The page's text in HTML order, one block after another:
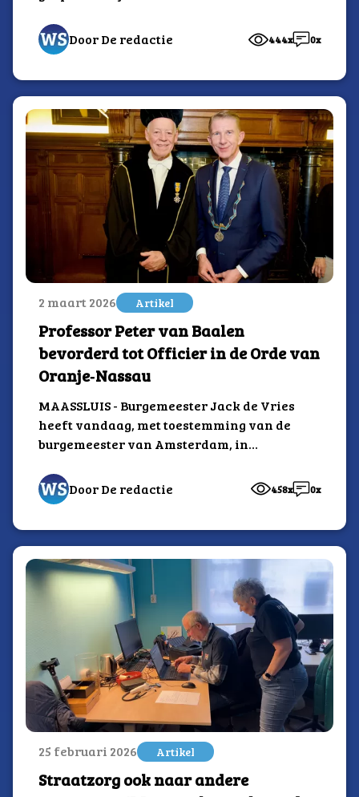
Door De redactie
444x 0x
2 maart 2026 Artikel
Professor Peter van Baalen
bevorderd tot Officier in de Orde van
Oranje‑Nassau
MAASSLUIS - Burgemeester Jack de Vries
heeft vandaag, met toestemming van de
burgemeester van Amsterdam, in
onderscheiding...
Door De redactie 458x 0x
25 februari 2026 Artikel
Straatzorg ook naar andere